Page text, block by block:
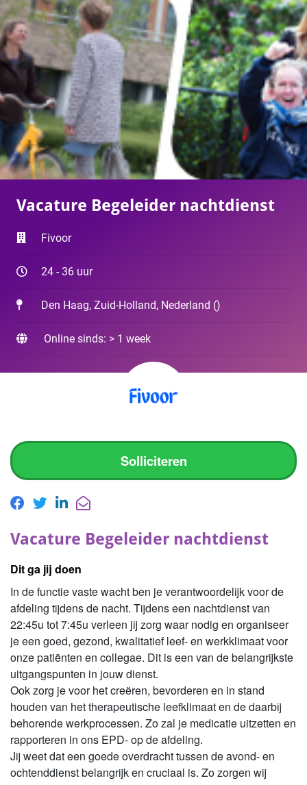
Vacature Begeleider nachtdienst
Fivoor
24 - 36 uur
Den Haag, Zuid-Holland, Nederland ()
Online sinds: > 1 week
Solliciteren
Vacature Begeleider nachtdienst
Dit ga jij doen
In de functie vaste wacht ben je verantwoordelijk voor de
afdeling tijdens de nacht. Tijdens een nachtdienst van
22:45u tot 7:45u verleen jij zorg waar nodig en organiseer
je een goed, gezond, kwalitatief leef- en werkklimaat voor
onze patiënten en collegae. Dit is een van de belangrijkste
uitgangspunten in jouw dienst.
Ook zorg je voor het creëren, bevorderen en in stand
houden van het therapeutische leefklimaat en de daarbij
behorende werkprocessen. Zo zal je medicatie uitzetten en
rapporteren in ons EPD- op de afdeling.
Jij weet dat een goede overdracht tussen de avond- en
ochtenddienst belangrijk en cruciaal is. Zo zorgen wij